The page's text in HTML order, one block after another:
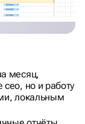
месяц,
но и работу
локальным